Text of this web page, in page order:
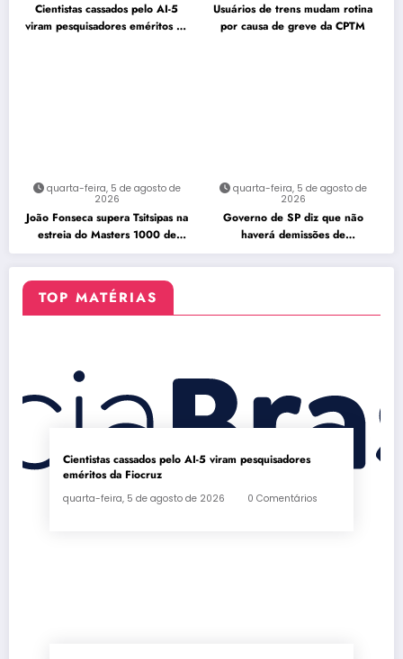
Cientistas cassados pelo AI-5
viram pesquisadores eméritos da
Usuários de trens mudam rotina
por causa de greve da CPTM
quarta-feira, 5 de agosto de
2026
João Fonseca supera Tsitsipas na
estreia do Masters 1000 de
Montreal
quarta-feira, 5 de agosto de
2026
Governo de SP diz que não
haverá demissões de
funcionários da CPTM
TOP MATÉRIAS
Cientistas cassados pelo AI-5 viram pesquisadores
eméritos da Fiocruz
quarta-feira, 5 de agosto de 2026 0 Comentários